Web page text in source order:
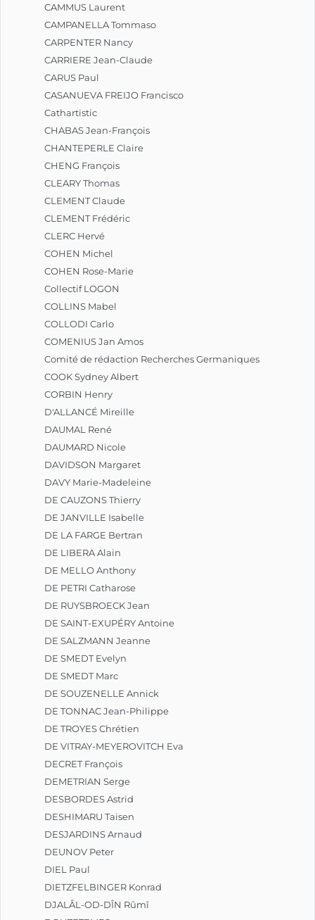
CAMMUS Laurent
CAMPANELLA Tommaso
CARPENTER Nancy
CARRIERE Jean-Claude
CARUS Paul
CASANUEVA FREIJO Francisco
Cathartistic
CHABAS Jean-François
CHANTEPERLE Claire
CHENG François
CLEARY Thomas
CLEMENT Claude
CLEMENT Frédéric
CLERC Hervé
COHEN Michel
COHEN Rose-Marie
Collectif LOGON
COLLINS Mabel
COLLODI Carlo
COMENIUS Jan Amos
Comité de rédaction Recherches Germaniques
COOK Sydney Albert
CORBIN Henry
D'ALLANCÉ Mireille
DAUMAL René
DAUMARD Nicole
DAVIDSON Margaret
DAVY Marie-Madeleine
DE CAUZONS Thierry
DE JANVILLE Isabelle
DE LA FARGE Bertran
DE LIBERA Alain
DE MELLO Anthony
DE PETRI Catharose
DE RUYSBROECK Jean
DE SAINT-EXUPÉRY Antoine
DE SALZMANN Jeanne
DE SMEDT Evelyn
DE SMEDT Marc
DE SOUZENELLE Annick
DE TONNAC Jean-Philippe
DE TROYES Chrétien
DE VITRAY-MEYEROVITCH Eva
DECRET François
DEMETRIAN Serge
DESBORDES Astrid
DESHIMARU Taisen
DESJARDINS Arnaud
DEUNOV Peter
DIEL Paul
DIETZFELBINGER Konrad
DJALÂL-OD-DÎN Rûmî